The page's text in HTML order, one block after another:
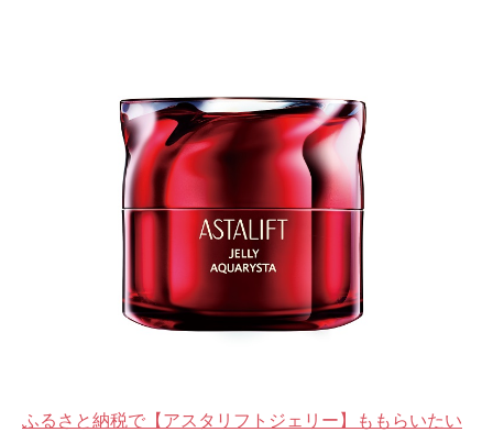
ふるさと納税で【アスタリフトジェリー】ももらいたい